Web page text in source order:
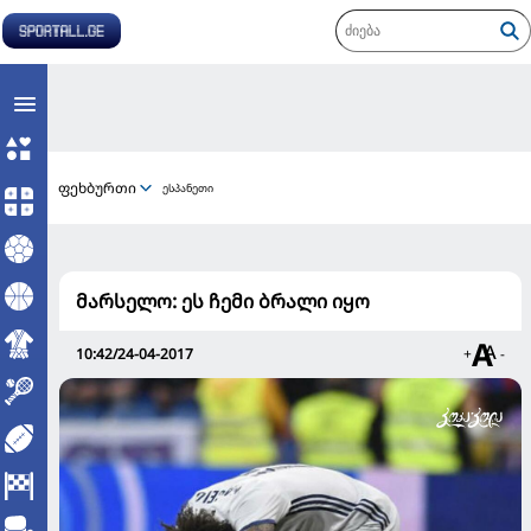
ფეხბურთი ესპანეთი
მარსელო: ეს ჩემი ბრალი იყო
10:42/24-04-2017 + -